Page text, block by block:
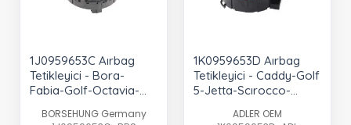
1J0959653C Aırbag
Tetikleyici - Bora-
Fabia-Golf-Octavia-
BORSEHUNG Germany
1K0959653D Aırbag
Tetikleyici - Caddy-Golf
5-Jetta-Scırocco-
Toledo-Octavia-
ADLER OEM